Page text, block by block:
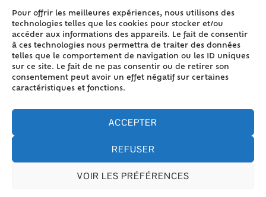
Pour offrir les meilleures expériences, nous utilisons des
technologies telles que les cookies pour stocker et/ou
accéder aux informations des appareils. Le fait de consentir
à ces technologies nous permettra de traiter des données
telles que le comportement de navigation ou les ID uniques
sur ce site. Le fait de ne pas consentir ou de retirer son
consentement peut avoir un effet négatif sur certaines
caractéristiques et fonctions.
ACCEPTER
REFUSER
VOIR LES PRÉFÉRENCES
ACCÈS RAPIDE
Accueil
Contact
Plan du site
Mentions légales
Politique de cookies (UE)